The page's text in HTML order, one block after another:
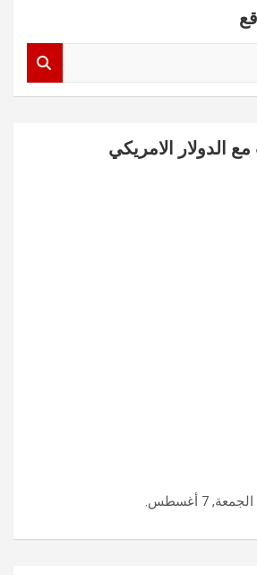
الدولار الامريكي
7 أغسطس.